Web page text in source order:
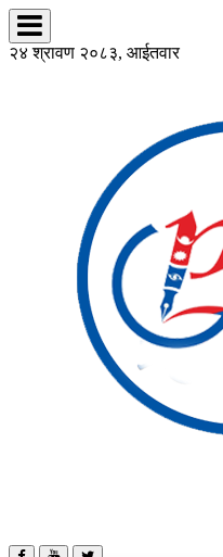
२४ श्रावण २०८३, आईतवार